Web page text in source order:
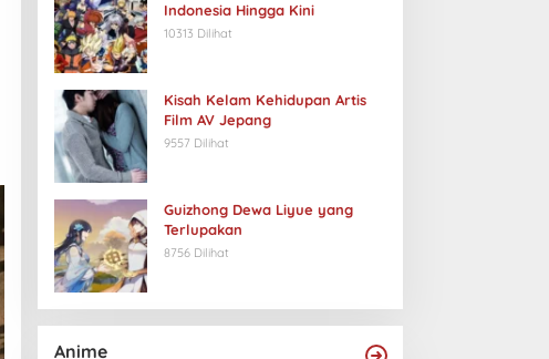
Indonesia Hingga Kini
10313 Dilihat
Kisah Kelam Kehidupan Artis
Film AV Jepang
9557 Dilihat
Guizhong Dewa Liyue yang
Terlupakan
8756 Dilihat
Anime